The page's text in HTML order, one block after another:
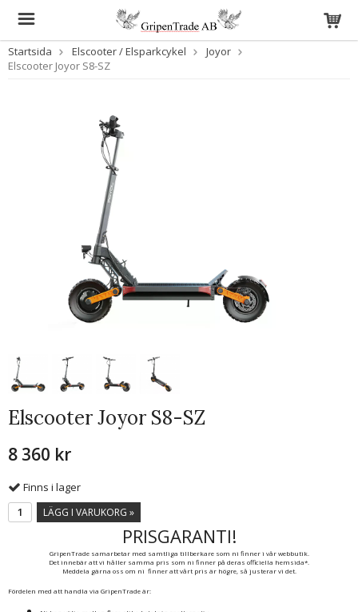
Startsida Elscooter / Elsparkcykel
Joyor
Elscooter Joyor S8-SZ
Elscooter Joyor S8-SZ
8 360 kr
Finns i lager
LÄGG I VARUKORG »
PRISGARANTI!
GripenTrade samarbetar med samtliga tillberkare som ni finner i vår webbutik.
Det innebär att vi håller samma pris som ni finner på deras officiella hemsida*.
Meddela gärna oss om ni finner att vårt pris är högre, så justerar vi det.
Fördelen med att handla via GripenTrade är: